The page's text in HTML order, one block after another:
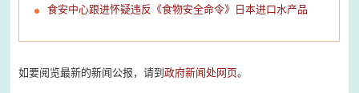
食安中心跟进怀疑违反《食物安全命令》日本进口水产品
如要阅览最新的新闻公报，请到政府新闻处网页。